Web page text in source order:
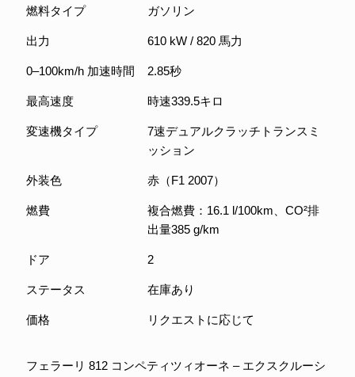
燃料タイプ ガソリン
出力 610 kW / 820 馬力
0–100km/h 加速時間 2.85秒
最高速度 時速339.5キロ
変速機タイプ
7速デュアルクラッチトランスミ
ッション
外装色 赤（F1 2007）
燃費
複合燃費：16.1 l/100km、CO²排
出量385 g/km
ドア 2
ステータス 在庫あり
価格 リクエストに応じて
フェラーリ 812 コンペティツィオーネ – エクスクルーシ